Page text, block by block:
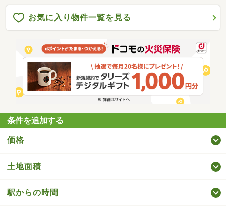
お気に入り物件一覧を見る
条件を追加する
価格
土地面積
駅からの時間